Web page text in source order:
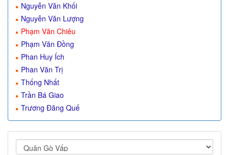
Nguyễn Văn Khối
Nguyễn Văn Lượng
Phạm Văn Chiêu
Phạm Văn Đồng
Phan Huy Ích
Phan Văn Trị
Thống Nhất
Trần Bá Giao
Trương Đăng Quế